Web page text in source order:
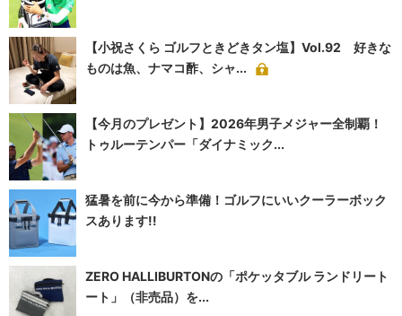
【小祝さくら ゴルフときどきタン塩】Vol.92 好きな
ものは魚、ナマコ酢、シャ...
【今月のプレゼント】2026年男子メジャー全制覇！
トゥルーテンパー「ダイナミック...
猛暑を前に今から準備！ゴルフにいいクーラーボック
スあります!!
ZERO HALLIBURTONの「ポケッタブル ランドリート
ート」（非売品）を...